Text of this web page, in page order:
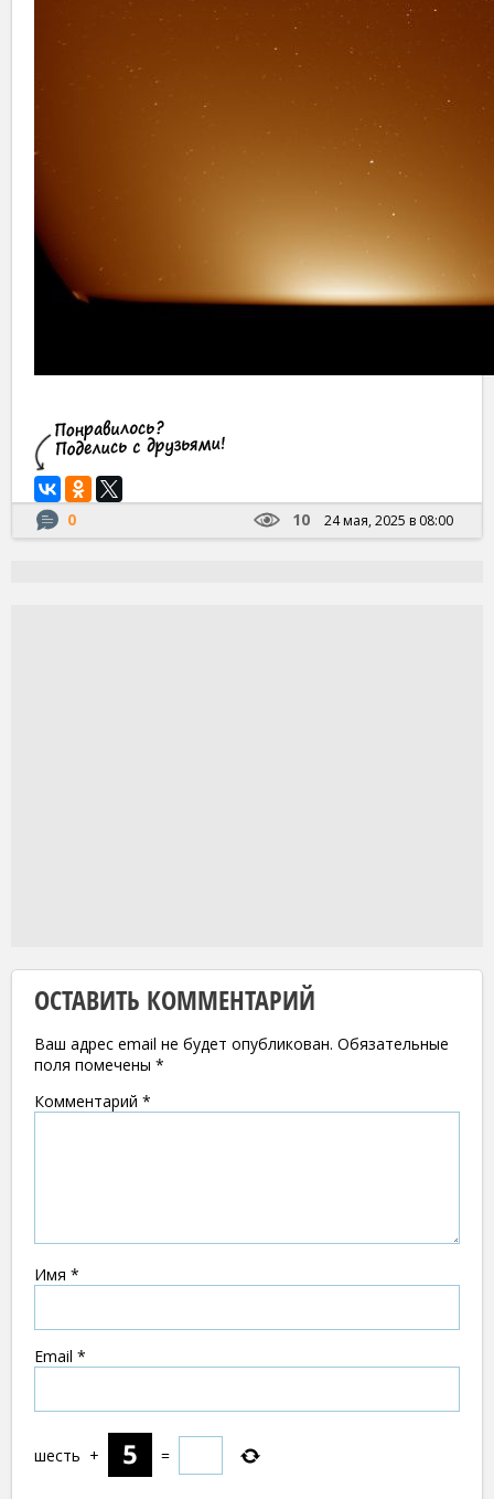
0 10 24 мая, 2025 в 08:00
ОСТАВИТЬ КОММЕНТАРИЙ
Ваш адрес email не будет опубликован. Обязательные
поля помечены *
Комментарий *
Имя *
Email *
шесть + =